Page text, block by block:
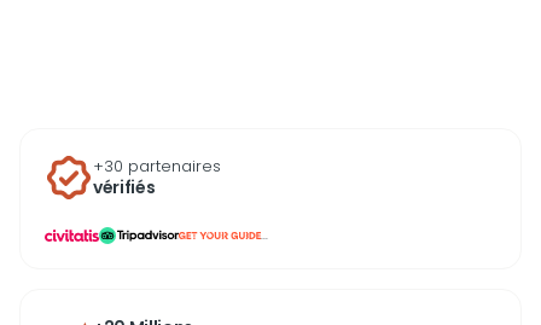
+30 partenaires
vérifiés
...